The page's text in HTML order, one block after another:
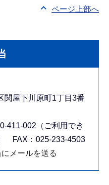
ページ上部へ
屋下川原町1丁目3番
411-002（ご利用でき
FAX：025-233-4503
メールを送る